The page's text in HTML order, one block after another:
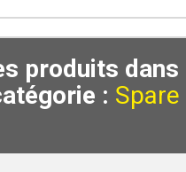
produits dans
: Spare